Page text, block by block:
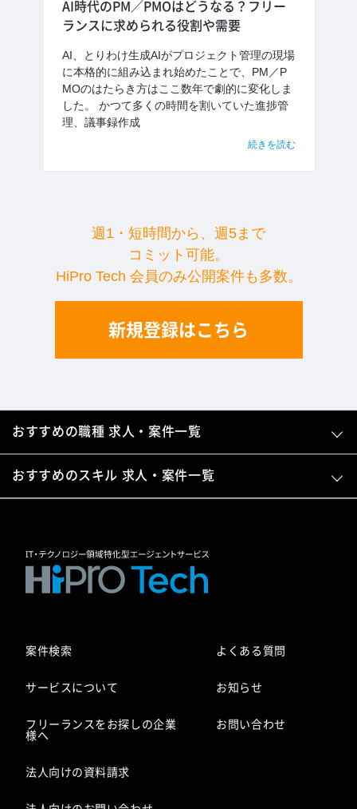
AI時代のPM／PMOはどうなる？フリー
ランスに求められる役割や需要
AI、とりわけ生成AIがプロジェクト管理の現場
に本格的に組み込まれ始めたことで、PM／P
MOのはたらき方はここ数年で劇的に変化しま
した。 かつて多くの時間を割いていた進捗管
理、議事録作成
続きを読む
週1・短時間から、週5まで
コミット可能。
HiPro Tech 会員のみ公開案件も多数。
新規登録はこちら
おすすめの職種 求人・案件一覧
おすすめのスキル 求人・案件一覧
案件検索
サービスについて
フリーランスをお探しの企業
様へ
法人向けの資料請求
よくある質問
お知らせ
お問い合わせ